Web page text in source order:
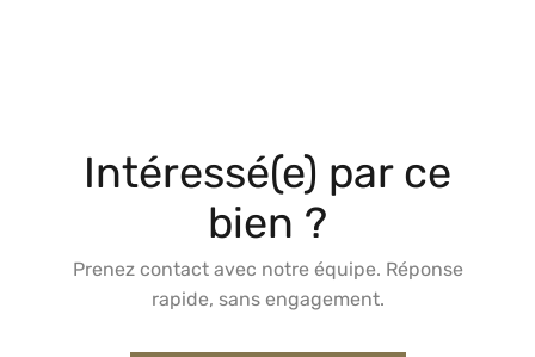
Intéressé(e) par ce
bien ?
Prenez contact avec notre équipe. Réponse
rapide, sans engagement.